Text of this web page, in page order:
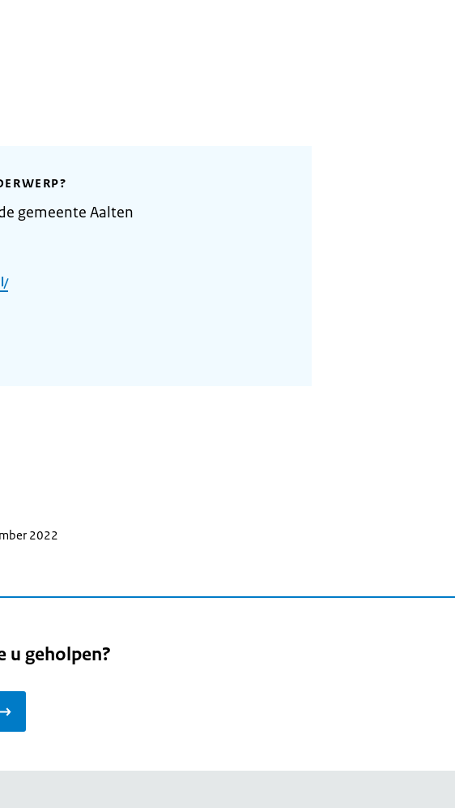
gemeente Aalten
2022
u geholpen?